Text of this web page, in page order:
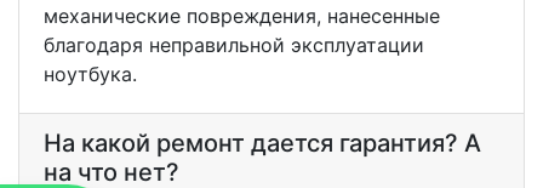
механические повреждения, нанесенные
благодаря неправильной эксплуатации
ноутбука.
На какой ремонт дается гарантия? А
на что нет?